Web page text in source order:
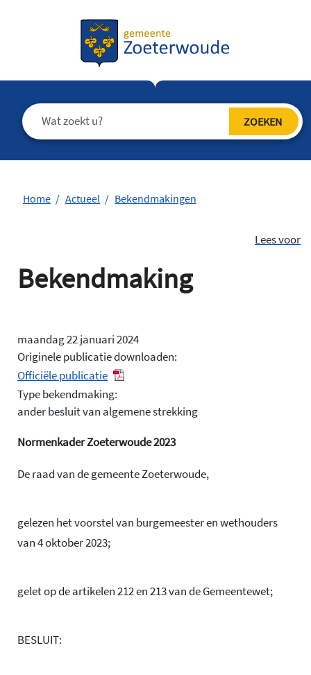
Home Actueel Bekendmakingen
Lees voor
Bekendmaking
maandag 22 januari 2024
Originele publicatie downloaden:
Officiële publicatie
Type bekendmaking:
ander besluit van algemene strekking
Normenkader Zoeterwoude 2023
De raad van de gemeente Zoeterwoude,
gelezen het voorstel van burgemeester en wethouders
van 4 oktober 2023;
gelet op de artikelen 212 en 213 van de Gemeentewet;
BESLUIT: